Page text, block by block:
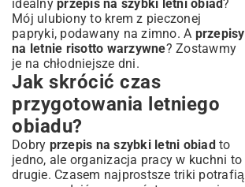
idealny przepis na szybki letni obiad?
Mój ulubiony to krem z pieczonej
papryki, podawany na zimno. A przepisy
na letnie risotto warzywne? Zostawmy
je na chłodniejsze dni.
Jak skrócić czas
przygotowania letniego
obiadu?
Dobry przepis na szybki letni obiadto
jedno, ale organizacja pracy w kuchni to
drugie. Czasem najprostsze triki potrafią